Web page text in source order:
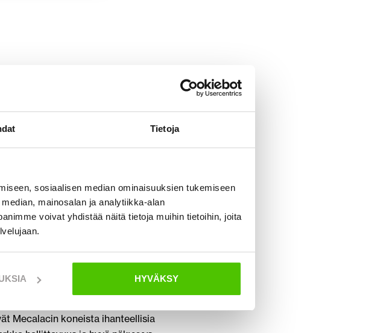
Tietoja
sosiaalisen median ominaisuuksien tukemiseen
mainosalan ja analytiikka-alan
voivat yhdistää näitä tietoja muihin tietoihin, joita
HYVÄKSY
monipuoliset
kuormaamiseen että
koneiden tarvetta työmaalla. Tämä
kalustoa sekä kustannuksia.
Mecalacin koneista ihanteellisia